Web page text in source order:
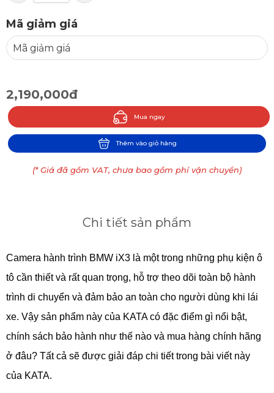
Mã giảm giá
2,190,000đ
Mua ngay
Thêm vào giỏ hàng
(* Giá đã gồm VAT, chưa bao gồm phí vận chuyển)
Chi tiết sản phẩm
Camera hành trình BMW iX3 là một trong những phụ kiện ô
tô cần thiết và rất quan trọng, hỗ trợ theo dõi toàn bộ hành
trình di chuyển và đảm bảo an toàn cho người dùng khi lái
xe. Vậy sản phẩm này của KATA có đặc điểm gì nổi bật,
chính sách bảo hành như thế nào và mua hàng chính hãng
ở đâu? Tất cả sẽ được giải đáp chi tiết trong bài viết này
của KATA.